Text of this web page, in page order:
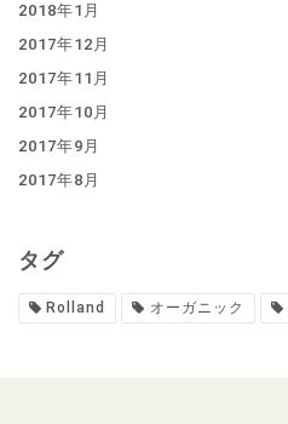
2018年1月
2017年12月
2017年11月
2017年10月
2017年9月
2017年8月
タグ
Rolland オーガニック